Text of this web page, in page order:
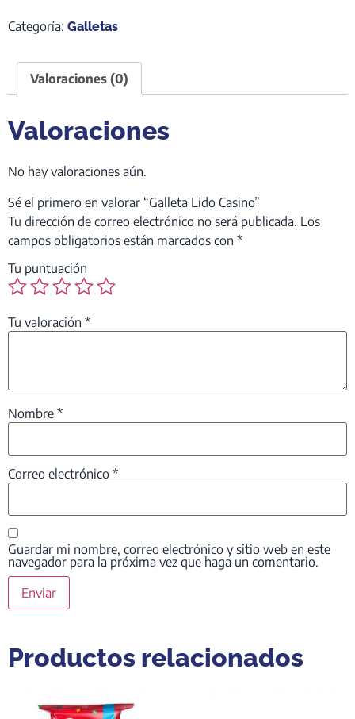
Categoría: Galletas
Valoraciones (0)
Valoraciones
No hay valoraciones aún.
Sé el primero en valorar “Galleta Lido Casino”
Tu dirección de correo electrónico no será publicada. Los
campos obligatorios están marcados con *
Tu puntuación
Tu valoración *
Nombre *
Correo electrónico *
Guardar mi nombre, correo electrónico y sitio web en este
navegador para la próxima vez que haga un comentario.
Productos relacionados